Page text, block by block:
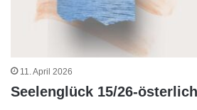
11. April 2026
Seelenglück 15/26-